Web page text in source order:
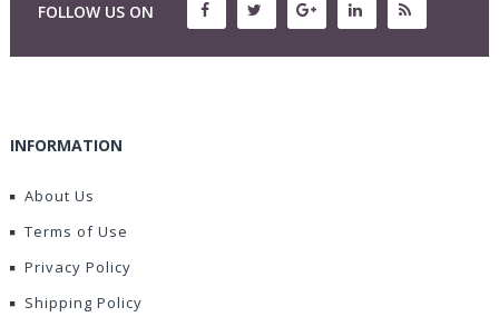
FOLLOW US ON
INFORMATION
About Us
Terms of Use
Privacy Policy
Shipping Policy